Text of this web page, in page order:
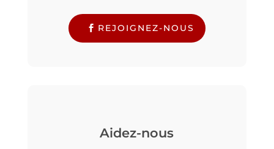
REJOIGNEZ-NOUS
Aidez-nous